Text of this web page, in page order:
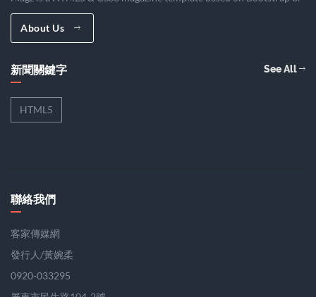
About Us
新聞關鍵字 See All
HTML5
聯絡我們
客家傳媒網
發行人/黃婉柔
0920-033295